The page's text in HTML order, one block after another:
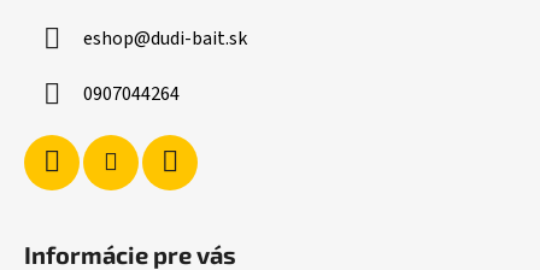
eshop@dudi-bait.sk
0907044264
Informácie pre vás